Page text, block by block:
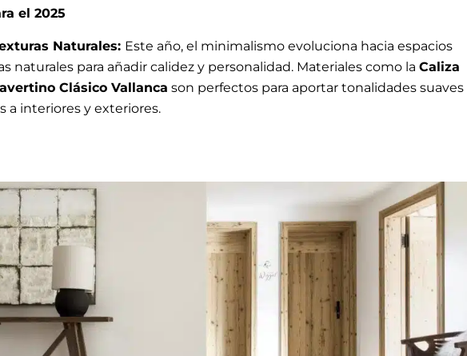
el 2025
Naturales: Este año, el minimalismo evoluciona hacia espacios
naturales para añadir calidez y personalidad. Materiales como la Caliza
Clásico Vallanca son perfectos para aportar tonalidades suaves
a interiores y exteriores.